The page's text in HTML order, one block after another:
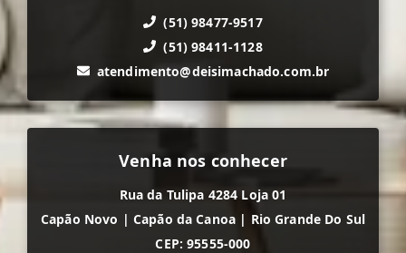
(51) 98477-9517
(51) 98411-1128
atendimento@deisimachado.com.br
Venha nos conhecer
Rua da Tulipa 4284 Loja 01
Capão Novo | Capão da Canoa | Rio Grande Do Sul
CEP: 95555-000